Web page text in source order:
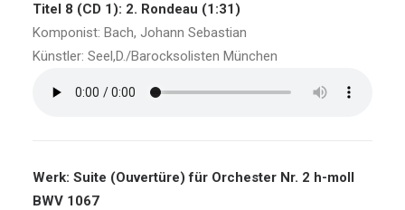
Titel 8 (CD 1): 2. Rondeau (1:31)
Komponist: Bach, Johann Sebastian
Künstler: Seel,D./Barocksolisten München
Werk: Suite (Ouvertüre) für Orchester Nr. 2 h-moll
BWV 1067